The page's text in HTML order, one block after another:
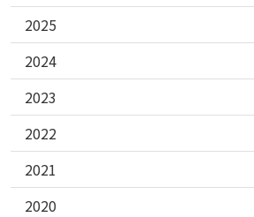
2025
2024
2023
2022
2021
2020